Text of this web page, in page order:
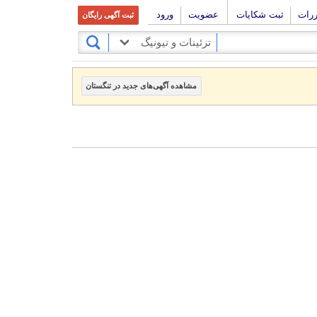
ثبت شکایات عضویت ورود ثبت آگهی رایگان
تزئینات و تیونیگ
مشاهده آگهی‌های جدید در تنگستان